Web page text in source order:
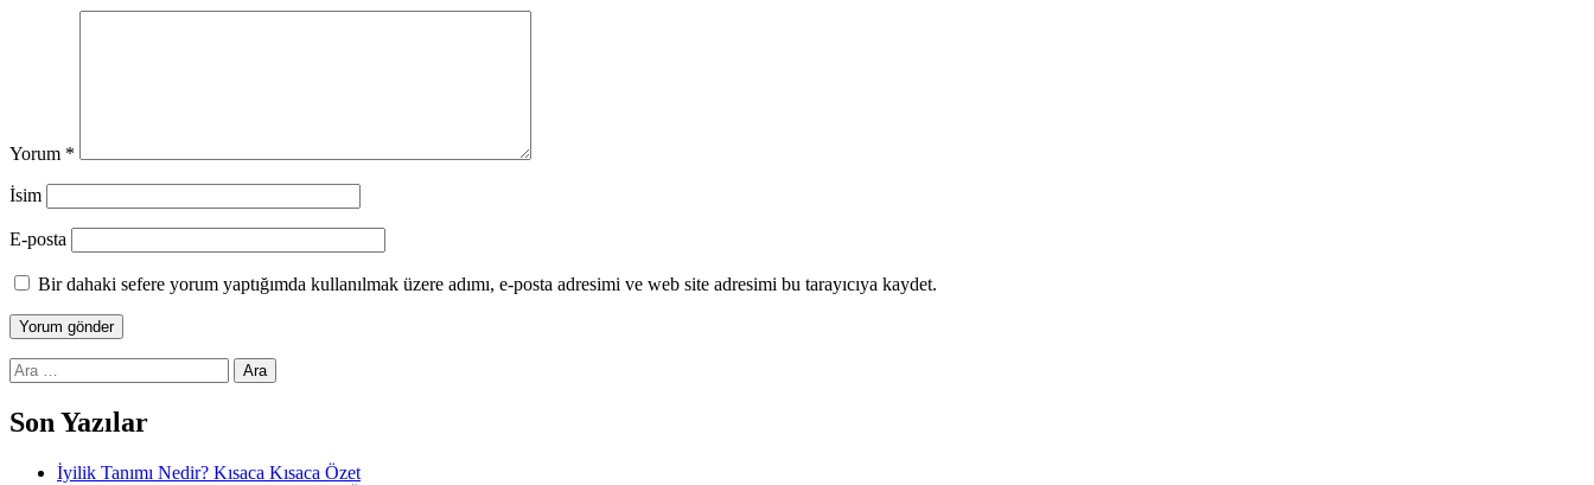
Yorum *
İsim
E-posta
Bir dahaki sefere yorum yaptığımda kullanılmak üzere adımı, e-posta adresimi ve web site adresimi bu tarayıcıya kaydet.
Arama:
Son Yazılar
İyilik Tanımı Nedir? Kısaca Kısaca Özet